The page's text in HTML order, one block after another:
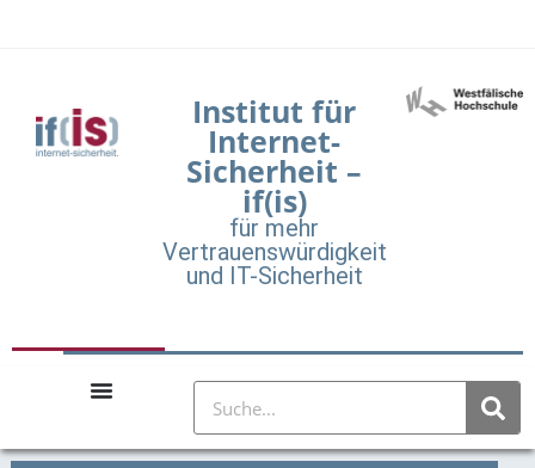
Institut für
Internet-
Sicherheit –
if(is)
für mehr
Vertrauenswürdigkeit
und IT-Sicherheit